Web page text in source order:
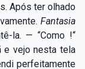
Após ter olhado
Fantasia
la. — “Como !“
e vejo nesta tela
perfeitamente